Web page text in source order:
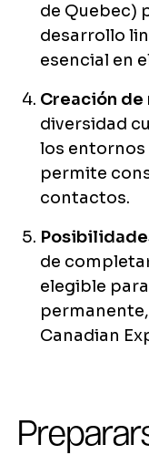
de Quebec)
desarrollo
esencial en
Creación
diversidad
los entornos
permite
contactos.
de
elegible
Canadian